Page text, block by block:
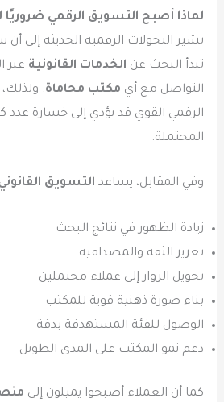
لماذا أصبح التسويق الرقمي ضروريًا
تشير التحولات الرقمية الحديثة إلى
تبدأ البحث عن الخدمات القانونية عبر
التواصل مع أي مكتب محاماة.
الرقمي القوي قد يؤدي إلى خسارة عدد
المحتملة.
وفي المقابل، يساعد التسويق
زيادة الظهور في نتائج البحث
تعزيز الثقة والمصداقية
تحويل الزوار إلى عملاء محتملين
بناء صورة ذهنية قوية للمكتب
الوصول للفئة المستهدفة بدقة
دعم نمو المكتب على المدى الطويل
كما أن العملاء أصبحوا يميلون إلى